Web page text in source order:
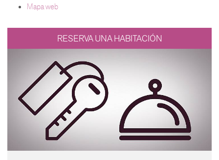
Mapa web
RESERVA UNA HABITACIÓN